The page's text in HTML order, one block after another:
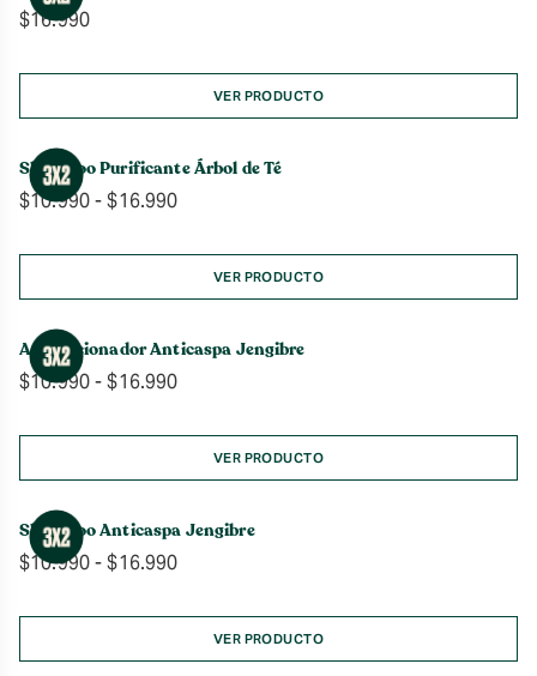
$16.990
VER PRODUCTO
Shampoo Purificante Árbol de Té
$10.990- $16.990Rango
precios:
desde
$10.990
$16.990
VER PRODUCTO
Acondicionador Anticaspa Jengibre
$10.990- $16.990Rango
precios:
desde
$10.990
$16.990
VER PRODUCTO
Shampoo Anticaspa Jengibre
$10.990- $16.990Rango
precios:
desde
$10.990
VER PRODUCTO